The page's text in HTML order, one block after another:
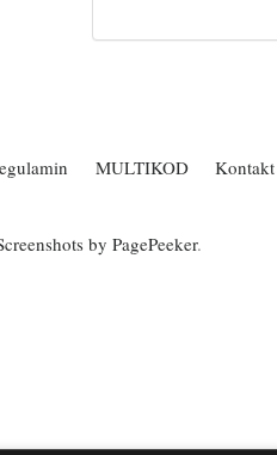
MULTIKOD Kontakt
by PagePeeker.